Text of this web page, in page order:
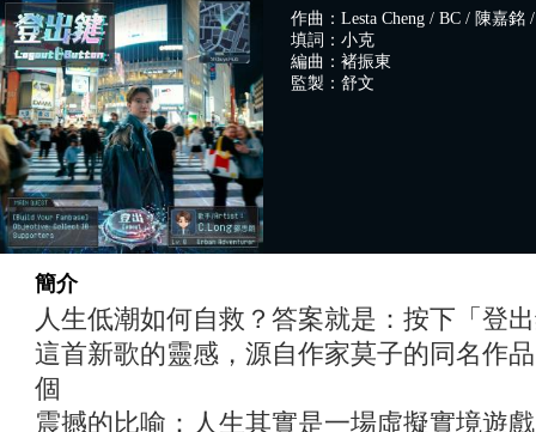
作曲：Lesta Cheng / BC / 陳嘉銘
填詞：小克
編曲：褚振東
監製：舒文
簡介
人生低潮如何自救？答案就是：按下「登
這首新歌的靈感，源自作家莫子的同名作
個
震撼的比喻：人生其實是一場虛擬實境遊